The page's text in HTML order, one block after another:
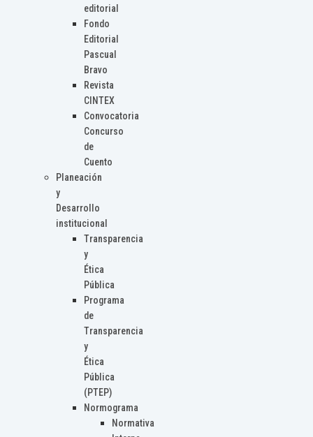
editorial
Fondo
Editorial
Pascual
Bravo
Revista
CINTEX
Convocatoria
Concurso
de
Cuento
Planeación
y
Desarrollo
institucional
Transparencia
y
Ética
Pública
Programa
de
Transparencia
y
Ética
Pública
(PTEP)
Normograma
Normativa